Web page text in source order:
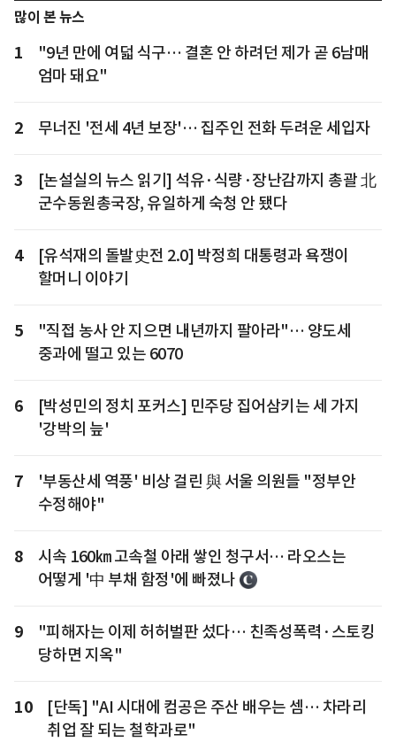
많이 본 뉴스
1
"9년 만에 여덟 식구… 결혼 안 하려던 제가 곧 6남매
엄마 돼요"
2 무너진 '전세 4년 보장'… 집주인 전화 두려운 세입자
3
[논설실의 뉴스 읽기] 석유·식량·장난감까지 총괄 北
군수동원총국장, 유일하게 숙청 안 됐다
4
[유석재의 돌발史전 2.0] 박정희 대통령과 욕쟁이
할머니 이야기
5
"직접 농사 안 지으면 내년까지 팔아라"… 양도세
중과에 떨고 있는 6070
6
[박성민의 정치 포커스] 민주당 집어삼키는 세 가지
'강박의 늪'
7
'부동산세 역풍' 비상 걸린 與 서울 의원들 "정부안
수정해야"
8
시속 160㎞ 고속철 아래 쌓인 청구서… 라오스는
어떻게 '中 부채 함정'에 빠졌나
9
"피해자는 이제 허허벌판 섰다… 친족성폭력·스토킹
당하면 지옥"
10
[단독] "AI 시대에 컴공은 주산 배우는 셈… 차라리
취업 잘 되는 철학과로"